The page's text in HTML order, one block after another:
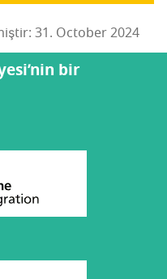
31. October 2024
bir